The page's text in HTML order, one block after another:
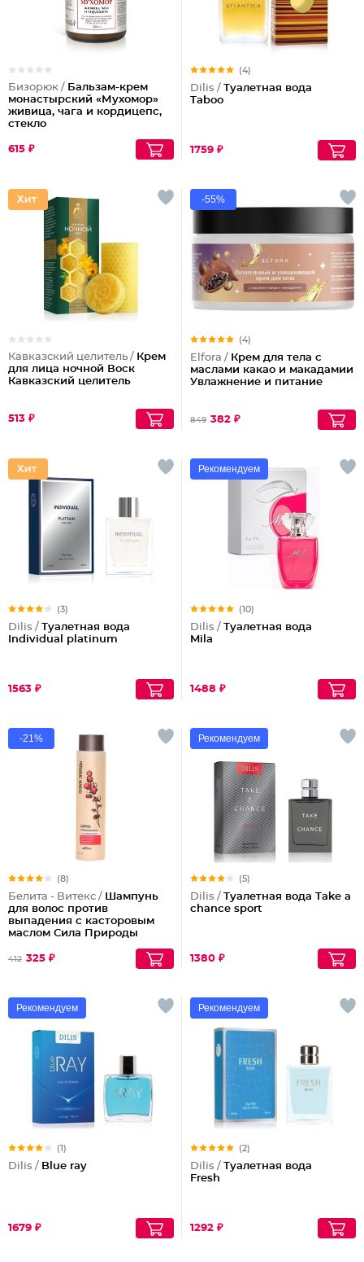
Бизорюк / Бальзам-крем
монастырский «Мухомор»
живица, чага и кордицепс,
стекло
615 ₽
(4)
Dilis / Туалетная вода
Taboo
1759 ₽
Кавказский целитель / Крем
для лица ночной Воск
Кавказский целитель
513 ₽
-55%
(4)
Elfora / Крем для тела с
маслами какао и макадамии
Увлажнение и питание
849 382 ₽
(3)
Dilis / Туалетная вода
Individual platinum
1563 ₽
Рекомендуем
(10)
Dilis / Туалетная вода
Mila
1488 ₽
-21%
(8)
Белита - Витекс / Шампунь
для волос против
выпадения с касторовым
маслом Сила Природы
412 325 ₽
Рекомендуем
(5)
Dilis / Туалетная вода Take a
chance sport
1380 ₽
Рекомендуем
(1)
Dilis / Blue ray
1679 ₽
Рекомендуем
(2)
Dilis / Туалетная вода
Fresh
1292 ₽